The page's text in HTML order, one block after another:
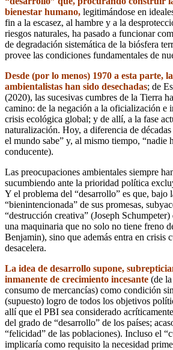
bienestar humano, legitimándose en
fin a la escasez, al hambre y a la
riesgos naturales, ha pasado a funcionar
de degradación sistemática de la biósfera
provee las condiciones fundamentales de
Desde (por lo menos) 1970 a esta parte,
ambientalistas han sido desechadas; de
(2020), las sucesivas cumbres de la Tierra
camino: de la negación a la oficialización e
crisis ecológica global; y de allí, a la fase
naturalización. Hoy, a diferencia de décadas
el mundo sabe” y, al mismo tiempo, “nadie
conducente).
Las preocupaciones ambientales siempre
sucumbiendo ante la prioridad política
Y el problema del “desarrollo” es que, bajo
“bienintencionada” de sus promesas,
“destrucción creativa” (Joseph Schumpeter)
una maquinaria que no solo no tiene freno
Benjamin), sino que además entra en crisis
desacelera.
La idea de desarrollo supone,
inmanente de crecimiento incesante (de
consumo de mercancías) como condición
(supuesto) logro de todos los objetivos
allí que el PBI sea considerado
del grado de “desarrollo” de los países;
“felicidad” de las poblaciones). Incluso el
implicaría como requisito la necesidad